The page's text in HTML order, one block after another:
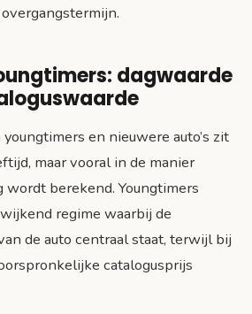
dagwaarde
en nieuwere auto’s zit
maar vooral in de manier
berekend. Youngtimers
regime waarbij de
de auto centraal staat, terwijl bij
catalogusprijs